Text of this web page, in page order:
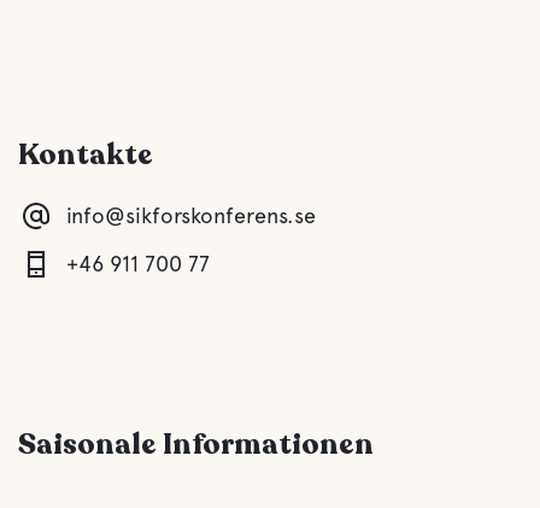
Spielplatz
Küche
Kontakte
info@sikforskonferens.se
+46 911 700 77
Saisonale Informationen